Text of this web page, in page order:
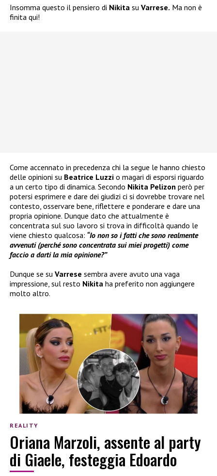
Insomma questo il pensiero di Nikita su Varrese. Ma non è
finita qui!
Come accennato in precedenza chi la segue le hanno chiesto
delle opinioni su Beatrice Luzzi o magari di esporsi riguardo
a un certo tipo di dinamica. Secondo Nikita Pelizon però per
potersi esprimere e dare dei giudizi ci si dovrebbe trovare nel
contesto, osservare bene, riflettere e ponderare e dare una
propria opinione. Dunque dato che attualmente è
concentrata sul suo lavoro si trova in difficoltà quando le
viene chiesto qualcosa: “Io non so i fatti che sono realmente
avvenuti (perché sono concentrata sui miei progetti) come
faccio a darti la mia opinione?”
Dunque se su Varrese sembra avere avuto una vaga
impressione, sul resto Nikita ha preferito non aggiungere
molto altro.
REALITY
Oriana Marzoli, assente al party
di Giaele, festeggia Edoardo